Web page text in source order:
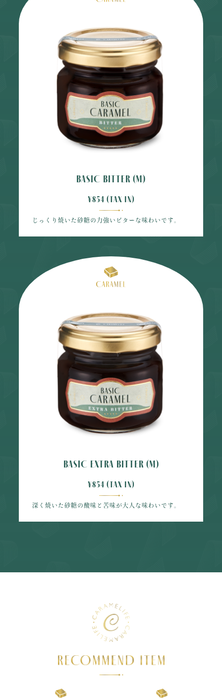
BASIC BITTER (M)
¥854 (tax in)
じっくり焼いた砂糖の力強いビターな味わいです。
BASIC EXTRA BITTER (M)
¥854 (tax in)
深く焼いた砂糖の酸味と苦味が大人な味わいです。